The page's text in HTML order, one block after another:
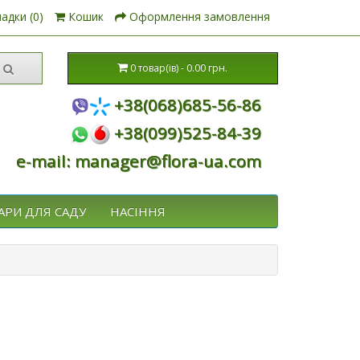
(0) Кошик Оформлення замовлення
0 товар(ів) - 0.00 грн.
+38(068)685-56-86
+38(099)525-84-39
e-mail: manager@flora-ua.com
ДЛЯ САДУ НАСІННЯ